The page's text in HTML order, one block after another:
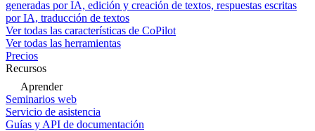
generadas por IA, edición y creación de textos, respuestas escritas
por IA, traducción de textos
Ver todas las características de CoPilot
Ver todas las herramientas
Precios
Recursos
Aprender
Seminarios web
Servicio de asistencia
Guías y API de documentación